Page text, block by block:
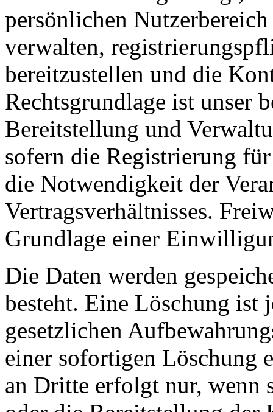
persönlichen
verwalten,
bereitzustellen und die
Rechtsgrundlage ist unser
Bereitstellung und
sofern die Registrierung
die Notwendigkeit der
Vertragsverhältnisses.
Grundlage einer
Die Daten werden
besteht. Eine Löschung ist
gesetzlichen
einer sofortigen Löschung
an Dritte erfolgt nur, wenn